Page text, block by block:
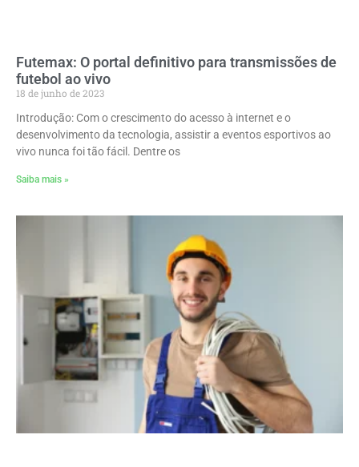
Futemax: O portal definitivo para transmissões de
futebol ao vivo
18 de junho de 2023
Introdução: Com o crescimento do acesso à internet e o
desenvolvimento da tecnologia, assistir a eventos esportivos ao
vivo nunca foi tão fácil. Dentre os
Saiba mais »